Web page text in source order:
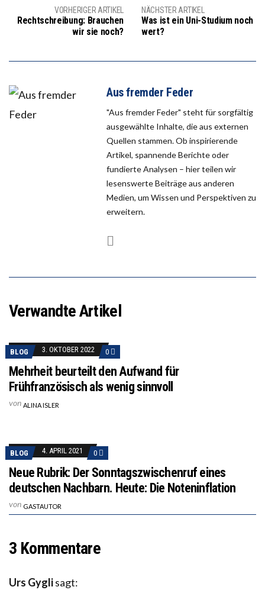
VORHERIGER ARTIKEL
Rechtschreibung: Brauchen
wir sie noch?
NÄCHSTER ARTIKEL
Was ist ein Uni-Studium noch
wert?
Aus fremder Feder
"Aus fremder Feder" steht für sorgfältig
ausgewählte Inhalte, die aus externen
Quellen stammen. Ob inspirierende
Artikel, spannende Berichte oder
fundierte Analysen – hier teilen wir
lesenswerte Beiträge aus anderen
Medien, um Wissen und Perspektiven zu
erweitern.
Verwandte Artikel
BLOG 3. OKTOBER 2022 0
Mehrheit beurteilt den Aufwand für
Frühfranzösisch als wenig sinnvoll
von ALINA ISLER
BLOG 4. APRIL 2021 0
Neue Rubrik: Der Sonntagszwischenruf eines
deutschen Nachbarn. Heute: Die Noteninflation
von GASTAUTOR
3 Kommentare
Urs Gyglisagt: